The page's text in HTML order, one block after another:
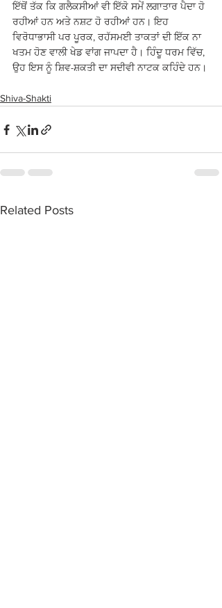
ਇੱਥੋਂ ਤੱਕ ਕਿ ਗਲੈਕਸੀਆਂ ਵੀ ਇੱਕੋ ਸਮੇਂ ਲਗਾਤਾਰ ਪੈਦਾ ਹੋ
ਰਹੀਆਂ ਹਨ ਅਤੇ ਨਸ਼ਟ ਹੋ ਰਹੀਆਂ ਹਨ। ਇਹ
ਵਿਰੋਧਾਭਾਸੀ ਪਰ ਪੂਰਕ, ਰਹੱਸਮਈ ਤਾਕਤਾਂ ਦੀ ਇੱਕ ਨਾ
ਖਤਮ ਹੋਣ ਵਾਲੀ ਖੇਡ ਵਾਂਗ ਜਾਪਦਾ ਹੈ। ਹਿੰਦੂ ਧਰਮ ਵਿੱਚ,
ਉਹ ਇਸ ਨੂੰ ਸ਼ਿਵ-ਸ਼ਕਤੀ ਦਾ ਸਦੀਵੀ ਨਾਟਕ ਕਹਿੰਦੇ ਹਨ।
Shiva-Shakti
Related Posts